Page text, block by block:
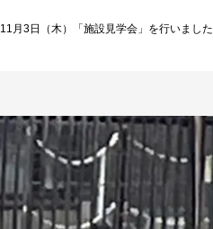
11月3日（木）「施設見学会」を行いました